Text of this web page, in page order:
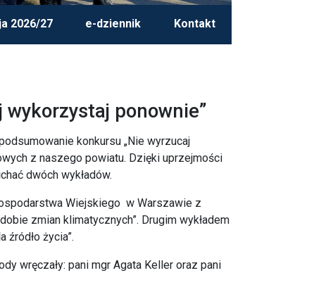
2026/27 e-dziennik Kontakt
wykorzystaj ponownie”
konkursu „Nie wyrzucaj
z naszego powiatu. Dzięki uprzejmości
dwóch wykładów.
Wiejskiego w Warszawie z
zmian klimatycznych”. Drugim wykładem
życia”.
wręczały: pani mgr Agata Keller oraz pani